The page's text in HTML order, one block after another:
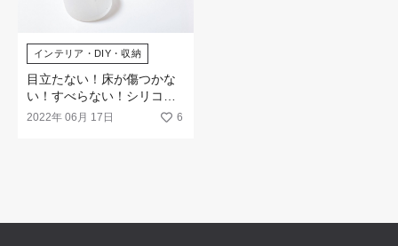
インテリア・DIY・収納
目立たない！床が傷つかな
い！すべらない！シリコン
イス脚カバー
2022年 06月 17日 6